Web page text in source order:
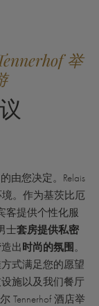
举
由您决定。Relais
境。作为基茨比厄
客提供个性化服
士套房提供私密
出时尚的氛围。
式满足您的愿望
施以及我们餐厅
Tennerhof 酒店举